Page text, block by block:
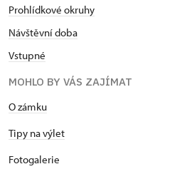
Prohlídkové okruhy
Návštěvní doba
Vstupné
MOHLO BY VÁS ZAJÍMAT
O zámku
Tipy na výlet
Fotogalerie